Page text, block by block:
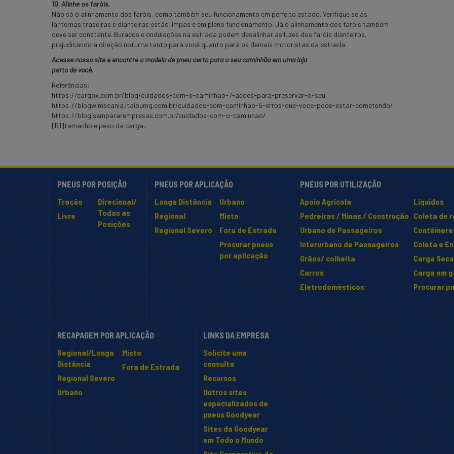
10. Alinhe os faróis.
Não só o alinhamento dos faróis, como também seu funcionamento em perfeito estado. Verifique se as
lanternas traseiras e dianteiras estão limpas e em pleno funcionamento. Já o alinhamento dos faróis também
deve ser constante. Buracos e ondulações na estrada podem desalinhar as luzes dos faróis dianteiros,
prejudicando a direção noturna tanto para você quanto para os demais motoristas da estrada.
Acesse nosso site e encontre o modelo de pneu certo para o seu caminhão em uma loja
perto de você.
Referências:
https://cargox.com.br/blog/cuidados-com-o-caminhao-7-acoes-para-preservar-o-seu
https://blogwlmscania.itaipumg.com.br/cuidados-com-caminhao-6-erros-que-voce-pode-estar-cometendo/
https://blog.sempararempresas.com.br/cuidados-com-o-caminhao/
[B1]tamanho e peso da carga,
PNEUS POR POSIÇÃO
Tração
Livre
Direcional/
Todas as
Posições
PNEUS POR APLICAÇÃO
Longa Distância
Regional
Regional Severo
Urbano
Misto
Fora de Estrada
Procurar pneus
por aplicação
PNEUS POR UTILIZAÇÃO
Apoio Agrícola
Pedreiras / Minas / Construção
Urbano de Passageiros
Interurbano de Passageiros
Grãos/ colheita
Carros
Eletrodomésticos
Líquidos
Coleta de
Coleta e
Carga
Carga em
Procurar
RECAPAGEM POR APLICAÇÃO
Regional/Longa
Distância
Regional Severo
Urbano
Misto
Fora de Estrada
LINKS DA EMPRESA
Solicite uma
consulta
Recursos
Outros sites
especializados de
pneus Goodyear
Sites da Goodyear
em Todo o Mundo